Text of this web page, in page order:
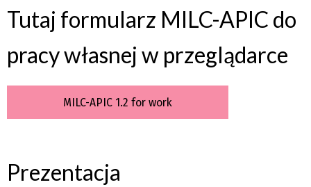
Tutaj formularz MILC-APIC do
pracy własnej w przeglądarce
MILC-APIC 1.2 for work
Prezentacja